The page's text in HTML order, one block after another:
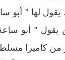
يقول لها ”
” أبو
من كاميرا